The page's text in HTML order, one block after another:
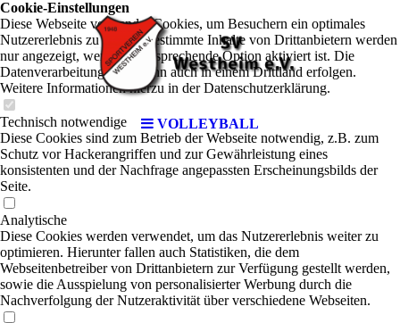
VOLLEYBALL
Cookie-Einstellungen
Diese Webseite verwendet Cookies, um Besuchern ein optimales
Nutzererlebnis zu bieten. Bestimmte Inhalte von Drittanbietern werden
nur angezeigt, wenn die entsprechende Option aktiviert ist. Die
Datenverarbeitung kann dann auch in einem Drittland erfolgen.
Weitere Informationen hierzu in der Datenschutzerklärung.
Technisch notwendige
Diese Cookies sind zum Betrieb der Webseite notwendig, z.B. zum
Schutz vor Hackerangriffen und zur Gewährleistung eines
konsistenten und der Nachfrage angepassten Erscheinungsbilds der
Seite.
Analytische
Diese Cookies werden verwendet, um das Nutzererlebnis weiter zu
optimieren. Hierunter fallen auch Statistiken, die dem
Webseitenbetreiber von Drittanbietern zur Verfügung gestellt werden,
sowie die Ausspielung von personalisierter Werbung durch die
Nachverfolgung der Nutzeraktivität über verschiedene Webseiten.